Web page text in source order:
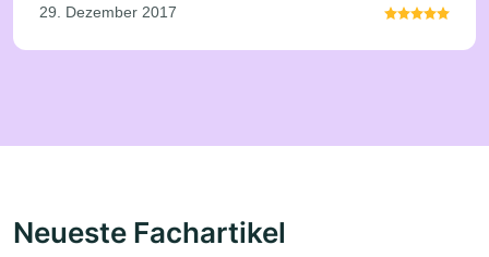
29. Dezember 2017
Neueste Fachartikel